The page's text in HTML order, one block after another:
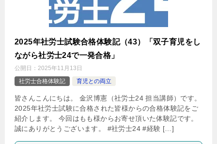
2025年社労士試験合格体験記（43）「双子育児をし
ながら社労士24で一発合格」
公開日： 2025年11月13日
社労士合格体験記
育児との両立
皆さんこんにちは。 金沢博憲（社労士24 担当講師）です。
2025年社労士試験に合格された皆様からの合格体験記をご
紹介します。 今回はもも様からお寄せ頂いた体験記です。
誠にありがとうございます。 #社労士24 #経験 […]